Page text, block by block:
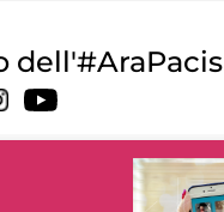
dell'#AraPacis